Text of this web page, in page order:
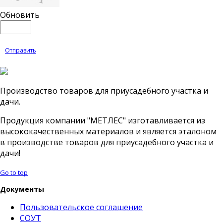
Обновить
Отправить
Производство товаров для приусадебного участка и
дачи.
Продукция компании "МЕТЛЕС" изготавливается из
высококачественных материалов и является эталоном
в производстве товаров для приусадебного участка и
дачи!
Go to top
Документы
Пользовательское соглашение
СОУТ